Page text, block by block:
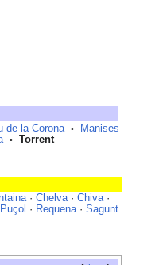
de la Corona • Manises
• Torrent
· Chelva· Chiva·
Puçol · Requena · Sagunt